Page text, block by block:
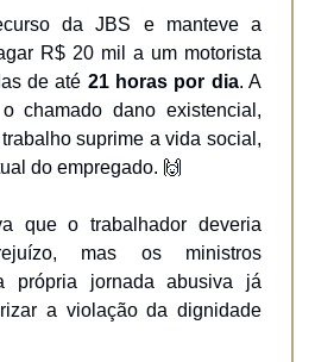
da JBS e manteve a
R$ 20 mil a um motorista
de até 21 horas por dia. A
chamado dano existencial,
suprime a vida social,
do empregado. 🙌
que o trabalhador deveria
mas os ministros
própria jornada abusiva já
a violação da dignidade